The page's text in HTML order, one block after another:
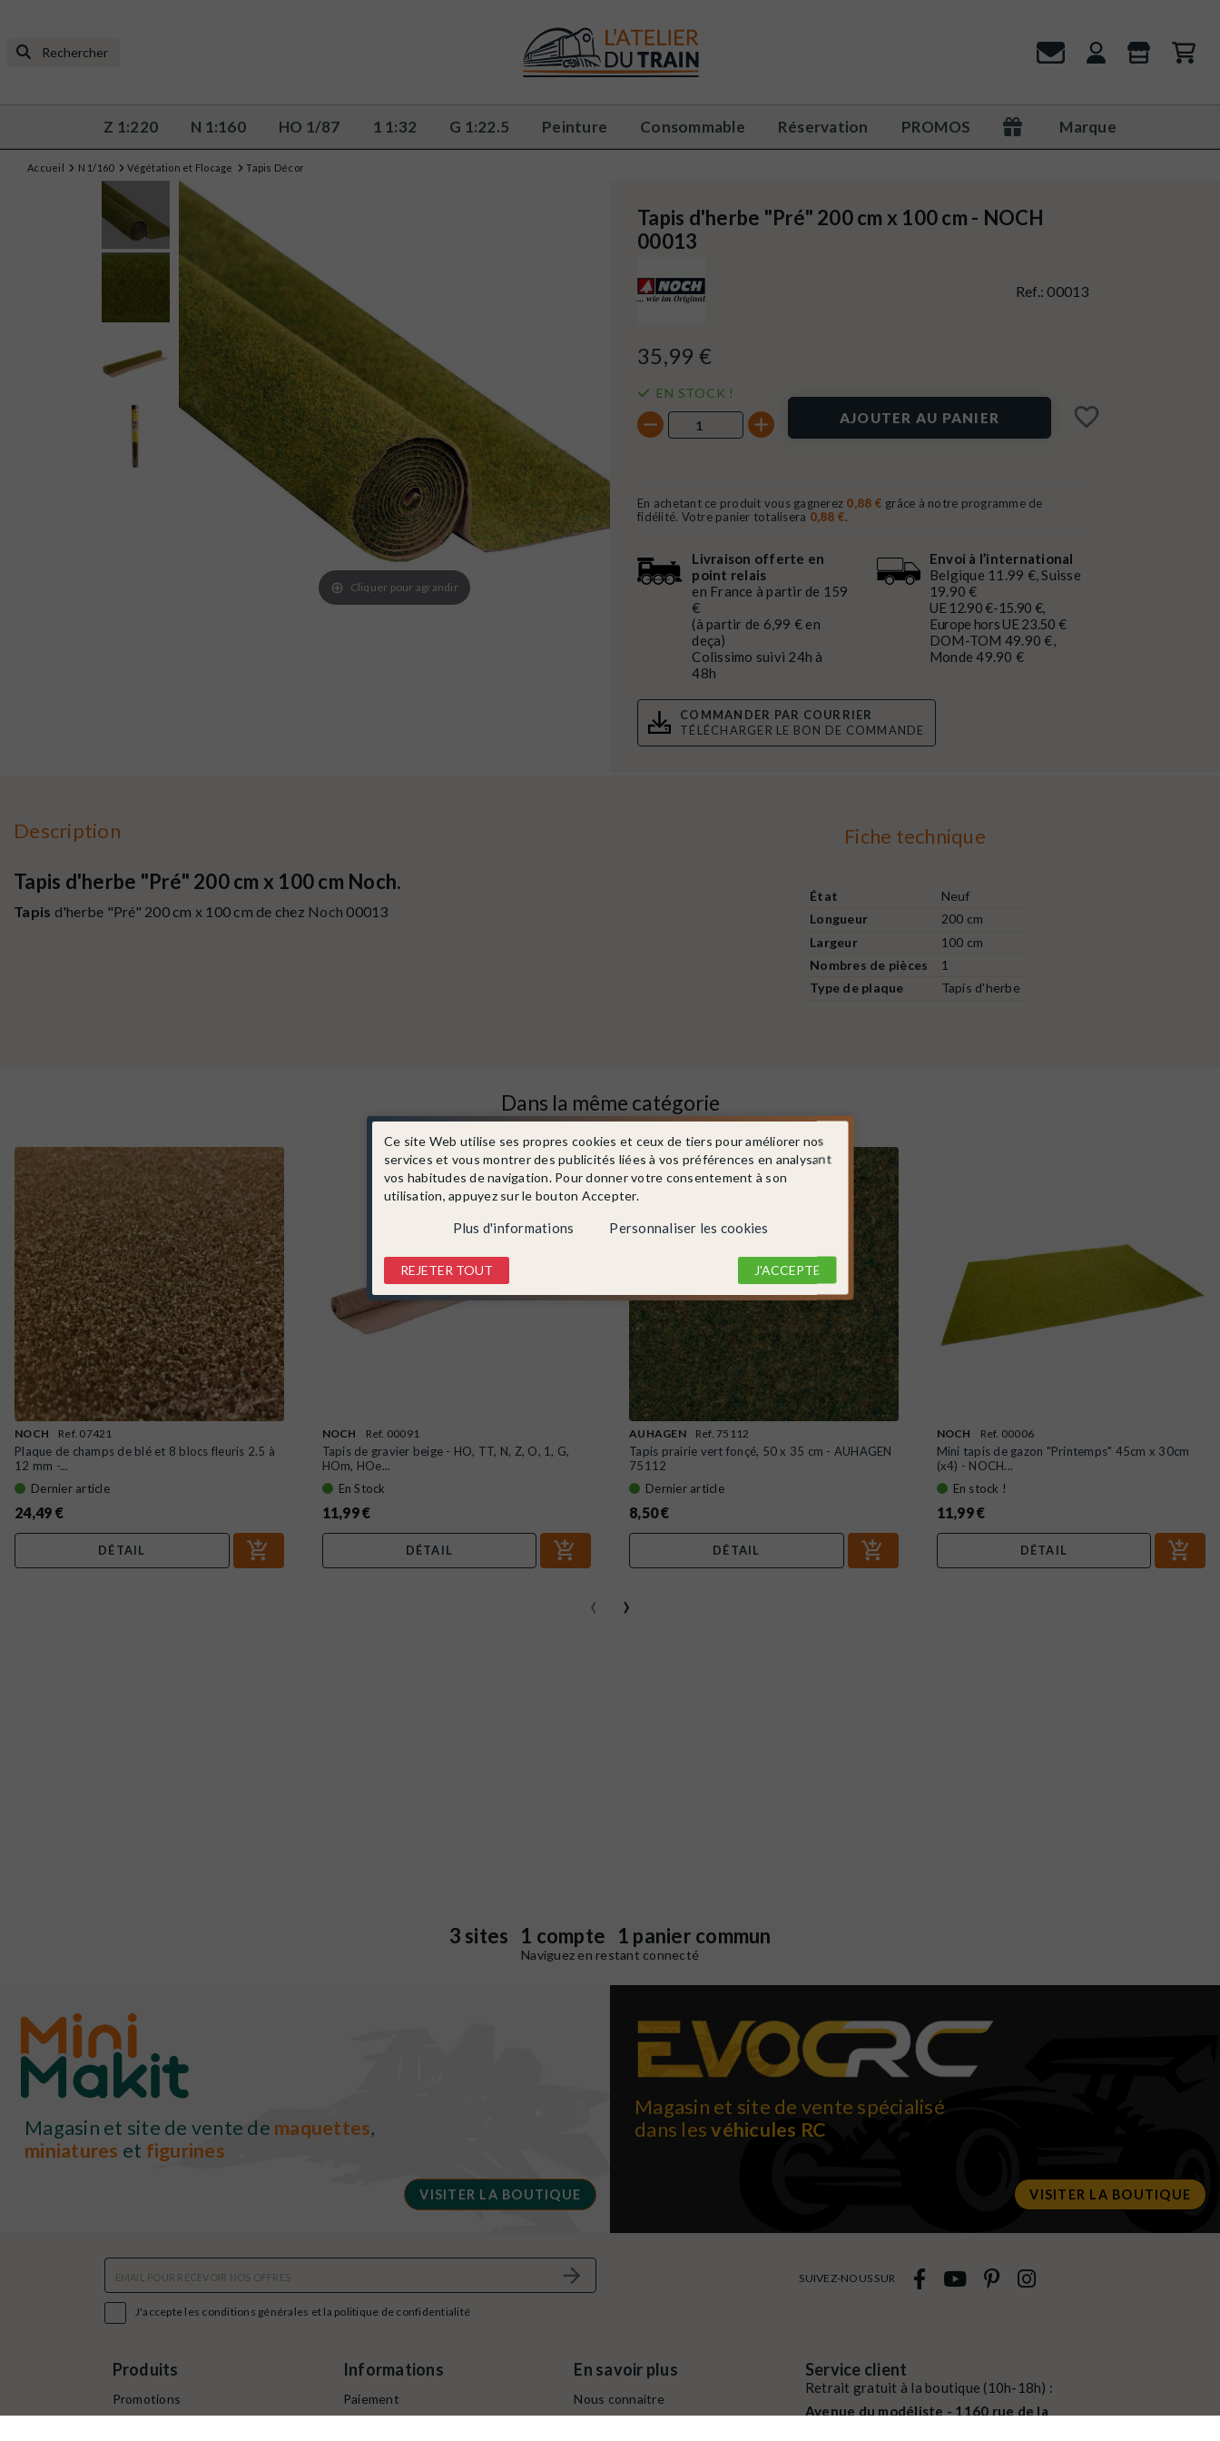
Z 1:220 N 1:160 HO 1/87 1 1:32 G 1:22.5 Peinture Consommable Réservation PROMOS Marque
Accueil N 1/160 Végétation et Flocage Tapis Décor
Cliquer pour agrandir
Tapis d'herbe "Pré" 200 cm x 100 cm - NOCH
00013
Ref.:00013
35,99 €
EN STOCK !
AJOUTER AU PANIER favorite_border
En achetant ce produit vous gagnerez 0,88 € grâce à notre programme de
fidélité. Votre panier totalisera 0,88 €.
Livraison offerte en
point relais
en France à partir de 159
€
(à partir de 6,99 € en
deça)
Colissimo suivi 24h à
48h
Envoi à l’international
Belgique 11.99 €, Suisse
19.90 €
UE 12.90 €-15.90 €,
Europe hors UE 23.50 €
DOM-TOM 49.90 €,
Monde 49.90 €
COMMANDER PAR COURRIER
TÉLÉCHARGER LE BON DE COMMANDE
Description
Tapis d'herbe "Pré" 200 cm x 100 cm Noch.
Tapis d'herbe "Pré" 200 cm x 100 cm de chez Noch 00013
Fiche technique
État
Neuf
Longueur
200 cm
Largeur
100 cm
Nombres de pièces
1
Type de plaque
Tapis d'herbe
Dans la même catégorie
NOCH Ref. 07421
Plaque de champs de blé et 8 blocs fleuris 2.5 à
12 mm -...
Dernier article
24,49 €
DÉTAIL
NOCH Ref. 00091
Tapis de gravier beige - HO, TT, N, Z, O, 1, G,
HOm, HOe...
En Stock
11,99 €
DÉTAIL
AUHAGEN Ref. 75112
Tapis prairie vert fonçé, 50 x 35 cm - AUHAGEN
75112
Dernier article
8,50 €
DÉTAIL
NOCH Ref. 00006
Mini tapis de gazon "Printemps" 45cm x 30cm
(x4) - NOCH...
En stock !
11,99 €
DÉTAIL
‹ ›
3 sites 1 compte 1 panier commun
Naviguez en restant connecté
Magasin et site de vente de maquettes,
miniatures et figurines
VISITER LA BOUTIQUE
Magasin et site de vente spécialisé
dans lesvéhicules RC
VISITER LA BOUTIQUE
J'accepte les conditions générales et la politique de confidentialité
SUIVEZ-NOUS SUR
Produits
Promotions
Informations
Paiement
En savoir plus
Nous connaitre
Service client
Retrait gratuit à la boutique (10h-18h) :
Avenue du modéliste - 1160 rue de la
Ce site Web utilise ses propres cookies et ceux de tiers pour améliorer nos
services et vous montrer des publicités liées à vos préférences en analysant
vos habitudes de navigation. Pour donner votre consentement à son
utilisation, appuyez sur le bouton Accepter.
Plus d'informations Personnaliser les cookies
REJETER TOUT J'ACCEPTE